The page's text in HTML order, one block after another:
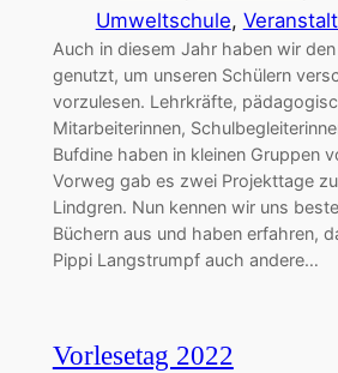
Umweltschule,
Auch in diesem Jahr haben wir
genutzt, um unseren Schülern
vorzulesen. Lehrkräfte,
Mitarbeiterinnen,
Bufdine haben in kleinen Gruppen
Vorweg gab es zwei Projekttage
Lindgren. Nun kennen wir uns
Büchern aus und haben erfahren,
Pippi Langstrumpf auch andere…
Vorlesetag 2022